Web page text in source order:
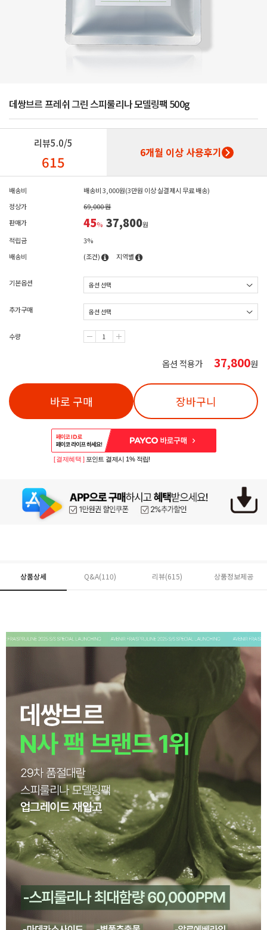
데쌍브르 프레쉬 그린 스피룰리나 모델링팩 500g
리뷰5.0/5
615 6개월 이상 사용후기
배송비
배송비 3,000원(3만원 이상 실결제시 무료 배송)
정상가
69,000 원
판매가
45% 37,800원
적립금
3%
배송비
(조건) 지역별
기본옵션
추가구매
수량
옵션 적용가 37,800원
바로 구매 장바구니
페이코 ID로 페
PAYCO 바로구매
[ 결제혜택 ] 포인트 결제시 1% 적립!
상품상세 Q&A(110) 리뷰(615) 상품정보제공